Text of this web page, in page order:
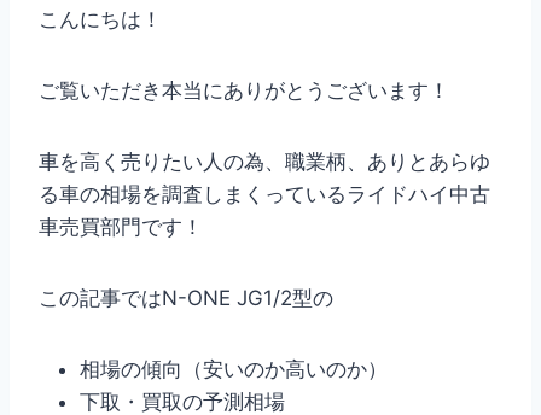
こんにちは！
ご覧いただき本当にありがとうございます！
車を高く売りたい人の為、職業柄、ありとあらゆ
る車の相場を調査しまくっているライドハイ中古
車売買部門です！
この記事ではN-ONE JG1/2型の
相場の傾向（安いのか高いのか）
下取・買取の予測相場